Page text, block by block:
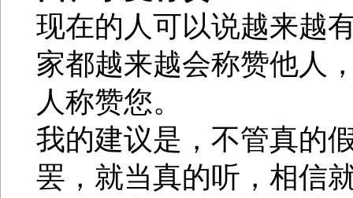
现在的人可以说越来越
家都越来越会称赞他人
人称赞您。
我的建议是，不管真的
罢，就当真的听，相信